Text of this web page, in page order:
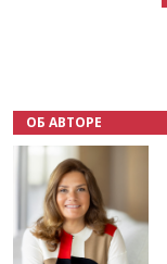
ОБ АВТОРЕ